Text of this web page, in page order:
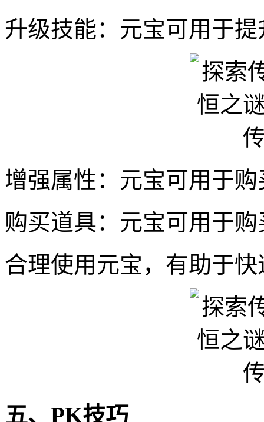
升级技能：元宝可用于
增强属性：元宝可用于
购买道具：元宝可用于
合理使用元宝，有助于
五、PK技巧